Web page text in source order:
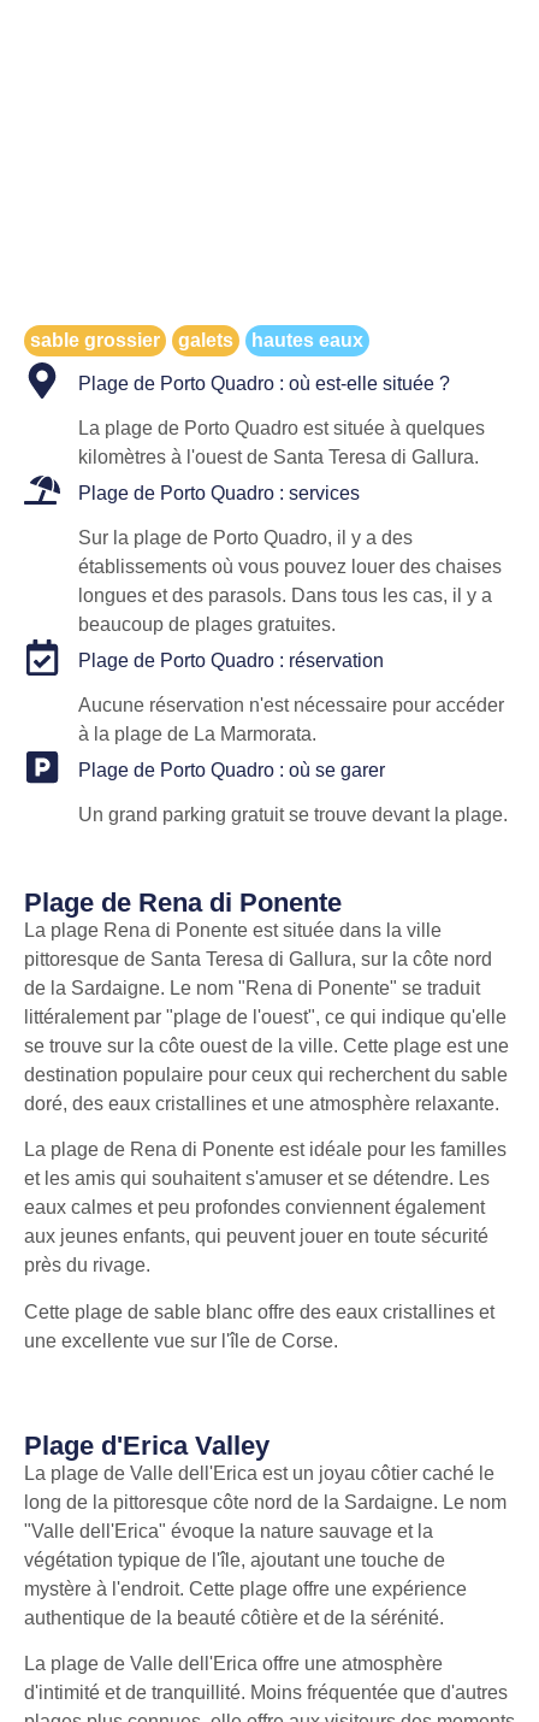
sable grossier galets hautes eaux
Plage de Porto Quadro : où est-elle située ?
La plage de Porto Quadro est située à quelques
kilomètres à l'ouest de Santa Teresa di Gallura.
Plage de Porto Quadro : services
Sur la plage de Porto Quadro, il y a des
établissements où vous pouvez louer des chaises
longues et des parasols. Dans tous les cas, il y a
beaucoup de plages gratuites.
Plage de Porto Quadro : réservation
Aucune réservation n'est nécessaire pour accéder
à la plage de La Marmorata.
Plage de Porto Quadro : où se garer
Un grand parking gratuit se trouve devant la plage.
Plage de Rena di Ponente
La plage Rena di Ponente est située dans la ville
pittoresque de Santa Teresa di Gallura, sur la côte nord
de la Sardaigne. Le nom "Rena di Ponente" se traduit
littéralement par "plage de l'ouest", ce qui indique qu'elle
se trouve sur la côte ouest de la ville. Cette plage est une
destination populaire pour ceux qui recherchent du sable
doré, des eaux cristallines et une atmosphère relaxante.
La plage de Rena di Ponente est idéale pour les familles
et les amis qui souhaitent s'amuser et se détendre. Les
eaux calmes et peu profondes conviennent également
aux jeunes enfants, qui peuvent jouer en toute sécurité
près du rivage.
Cette plage de sable blanc offre des eaux cristallines et
une excellente vue sur l'île de Corse.
Plage d'Erica Valley
La plage de Valle dell'Erica est un joyau côtier caché le
long de la pittoresque côte nord de la Sardaigne. Le nom
"Valle dell'Erica" évoque la nature sauvage et la
végétation typique de l'île, ajoutant une touche de
mystère à l'endroit. Cette plage offre une expérience
authentique de la beauté côtière et de la sérénité.
La plage de Valle dell'Erica offre une atmosphère
d'intimité et de tranquillité. Moins fréquentée que d'autres